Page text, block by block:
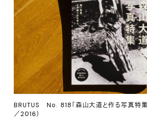
BRUTUS No. 818「森山大道と作る写真特集
／2016）